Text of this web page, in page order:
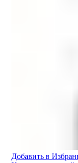
Добавить в